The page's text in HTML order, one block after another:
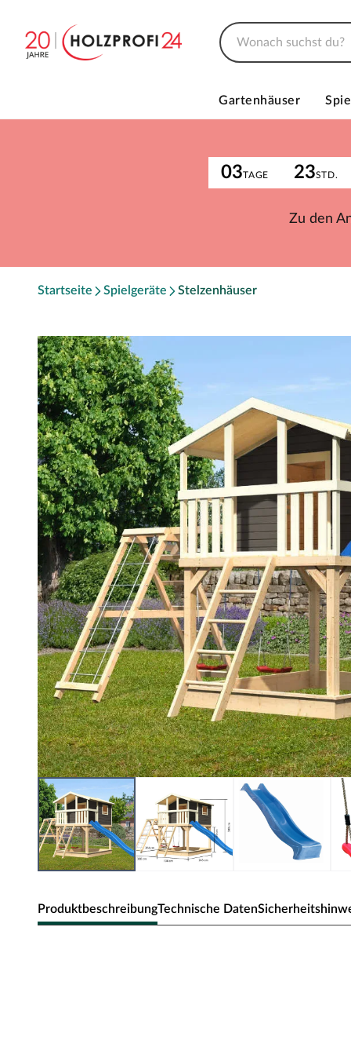
Gartenhäuser
03TAGE 23STD.
Zu den
Startseite Spielgeräte Stelzenhäuser
ProduktbeschreibungTechnische Daten